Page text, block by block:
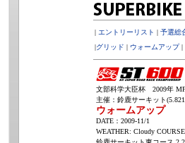
| エントリーリスト | 予選総
|グリッド | ウォームアップ|
文部科学大臣杯 2009年
主催：鈴鹿サーキット
ウォームアップ
DATE：2009-11/1
WEATHER: Cloudy